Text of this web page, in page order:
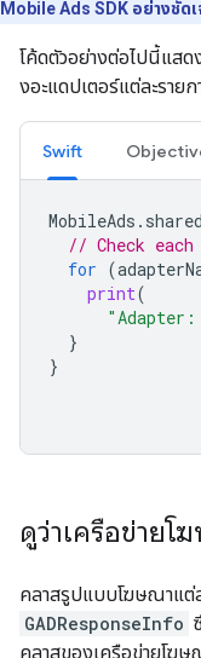
Mobile Ads SDK อย่างชัด
โค้ดตัวอย่างต่อไปนี้แสด
งอะแดปเตอร์แต่ละราย
Swift
MobileAds . shared
// Check
for (
print(
"Adapter:
}
}
ดูว่าเครือข่ายโ
คลาสรูปแบบโฆษณาแต่
GADResponseInfo
คลาสของเครือข่ายโฆ